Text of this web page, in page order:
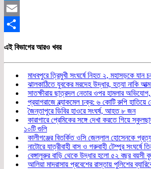
Twitter
Email
এই বিভাগের আরও খবর
মাধবপুরে ত্রিমুখী সংঘর্ষে নিহত ২, মহাসড়কে যান
ঝালকাঠিতে যুবকের মরদেহ উদ্ধার, হত্যা নাকি
সাতক্ষীরায় ছাত্রদল নেতার ওপর হামলার
প্রয়াগরাজে ব্ল্যাকমেল চক্র: ৬ কোটি রুপি
জৈন্তাপুরে ডিবির হাওরে সংঘর্ষ, আহত ৮ জন
কারাগারে প্রেমিকের সঙ্গে দেখা করতে গিয়ে
১০টি গুলি
কালীগঞ্জের বিতর্কিত ওসি জেল্লাল হোসেনকে
নাটোরে যাত্রীবাহী বাস ও গরুবাহী টেম্পুর সংঘর্ষে
বেঙ্গালুরুর বাড়ি থেকে উদ্ধার হলো ৫২ বছর বয়সী
আলিয়া মাদরাসায় প্রবেশের রাস্তায় পুলিশের